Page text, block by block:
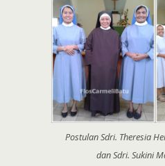
Postulan Sdri. Theresia
dan Sdri. Sukini